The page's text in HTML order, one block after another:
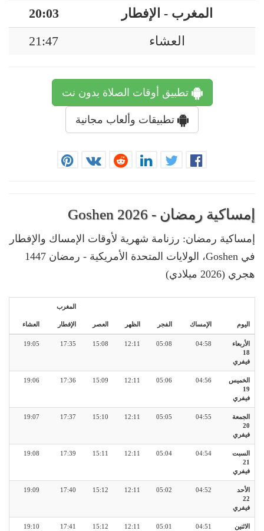
المغرب - الإفطار
20:03
العشاء
21:47
تطبيق أوقات الصلاة بدون نت
تطبيقات وألعاب مجانية
إمساكية رمضان - Goshen 2026
إمساكية رمضان: رزنامة شهرية لأوقات الإمساك والإفطار
في Goshen، الولايات المتحدة الأمريكية - رمضان 1447
هجري (2026 ميلادي)
اليوم الإمساك الفجر الظهر العصر
المغرب
الإفطار العشاء
الأربعاء
18
فيفري
04:58
05:08
12:11
15:08
17:35
19:05
الخميس
19
فيفري
04:56
05:06
12:11
15:09
17:36
19:06
الجمعة
20
فيفري
04:55
05:05
12:11
15:10
17:37
19:07
السبت
21
فيفري
04:54
05:04
12:11
15:11
17:39
19:08
الأحد
22
فيفري
04:52
05:02
12:11
15:12
17:40
19:09
الاثنين
04:51
05:01
12:11
15:12
17:41
19:10